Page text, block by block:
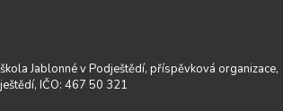
Jablonné v Podještědí, příspěvková organizace,
IČO: 467 50 321